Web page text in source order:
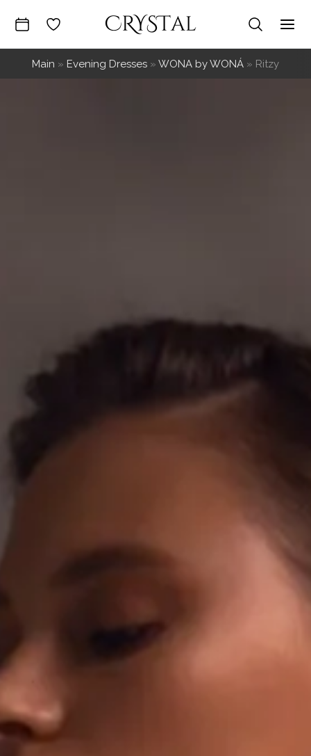
content
Main » Evening Dresses » WONA by WONÁ » Ritzy